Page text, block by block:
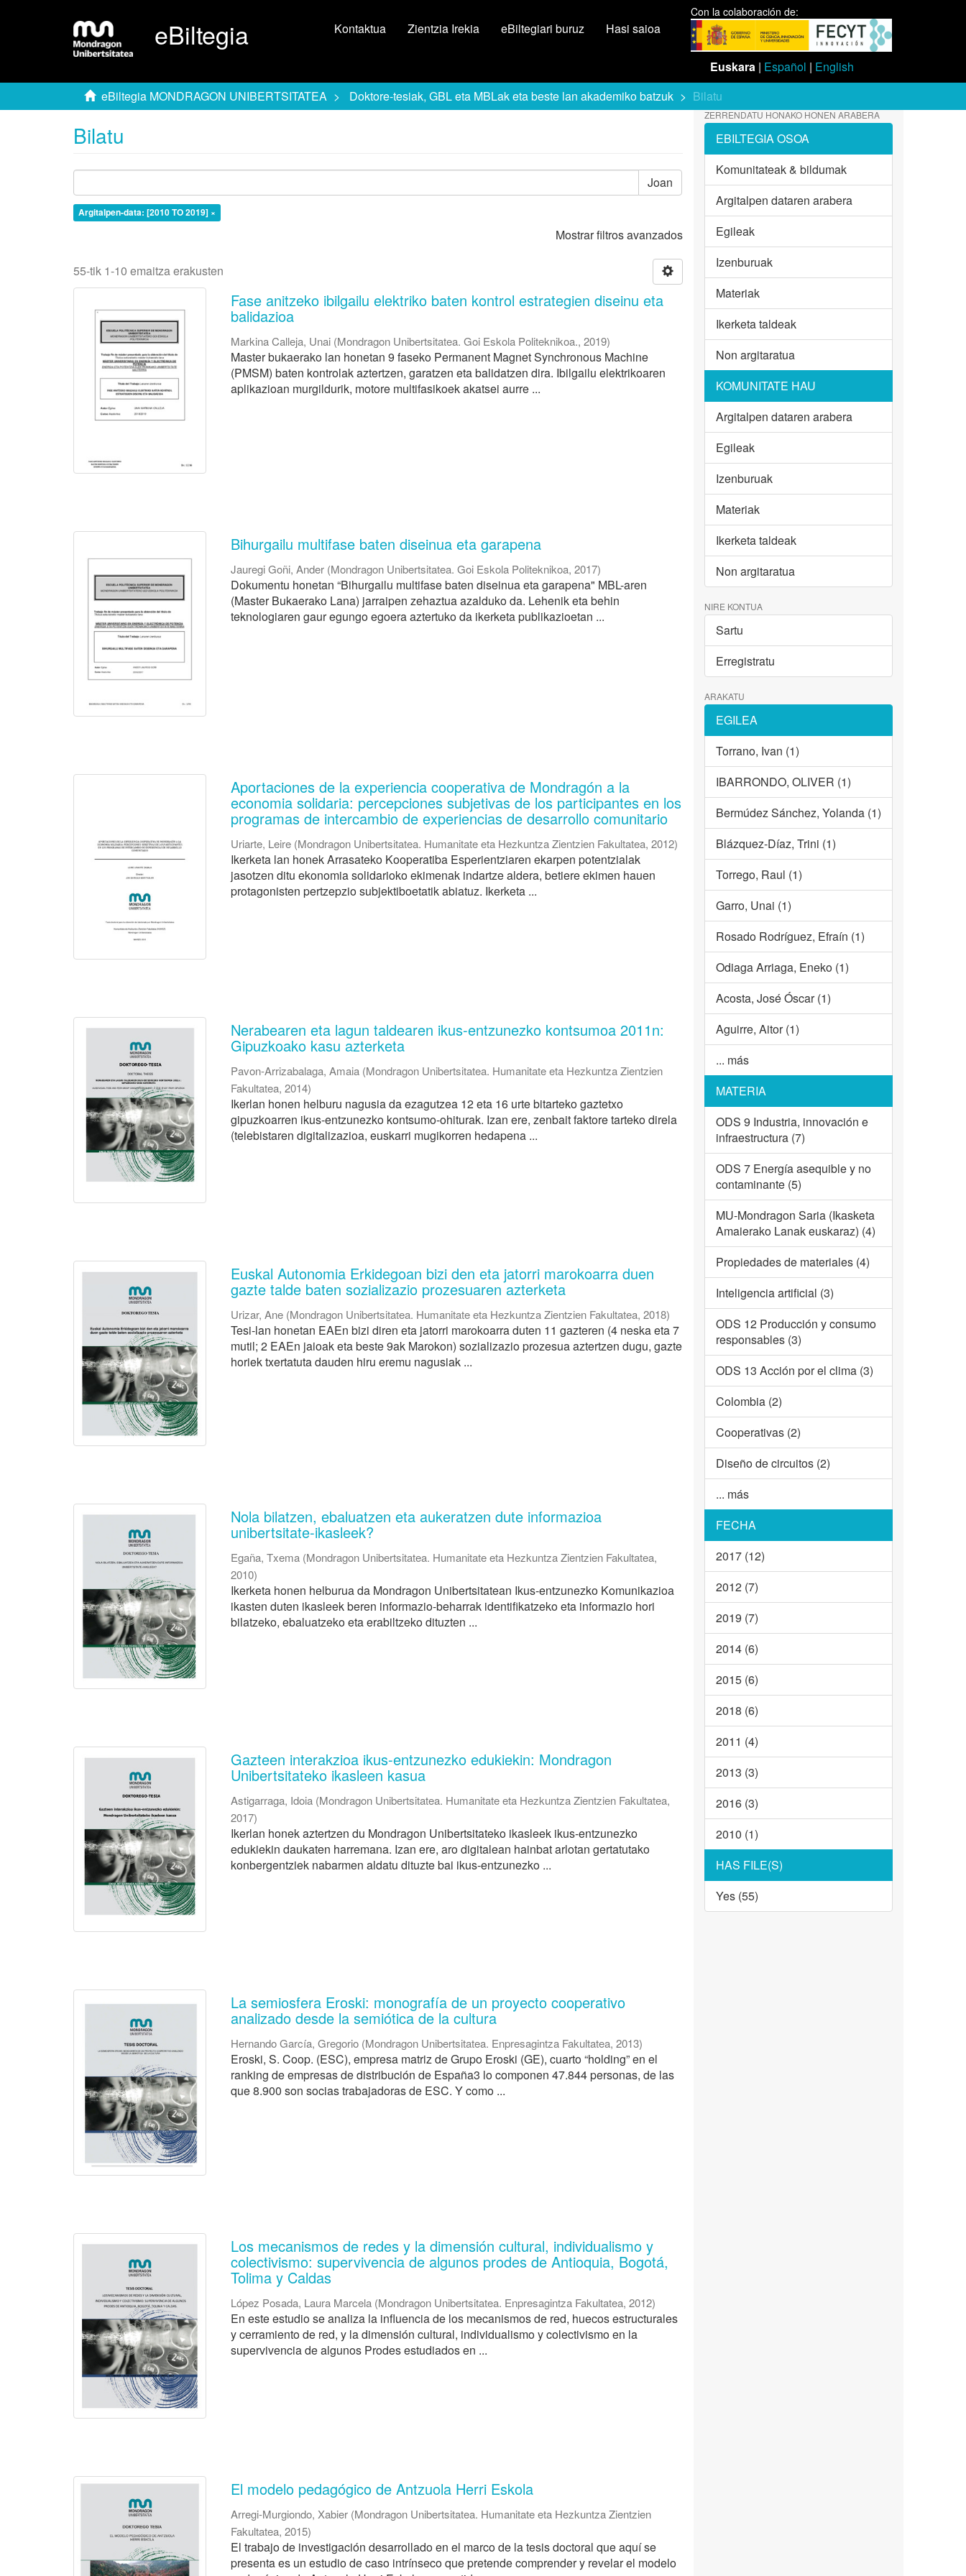
eBiltegia
Con la colaboración de:
Euskara | Español | English
Kontaktua Zientzia Irekia eBiltegiari buruz Hasi saioa
eBiltegia MONDRAGON UNIBERTSITATEA Doktore-tesiak, GBL eta MBLak eta beste lan akademiko batzuk Bilatu
Bilatu
Joan
Argitalpen-data: [2010 TO 2019] ×
Mostrar filtros avanzados
55-tik 1-10 emaitza erakusten
Fase anitzeko ibilgailu elektriko baten kontrol estrategien diseinu eta
balidazioa
Markina Calleja, Unai (Mondragon Unibertsitatea. Goi Eskola Politeknikoa.,2019)
Master bukaerako lan honetan 9 faseko Permanent Magnet Synchronous Machine
(PMSM) baten kontrolak aztertzen, garatzen eta balidatzen dira. Ibilgailu elektrikoaren
aplikazioan murgildurik, motore multifasikoek akatsei aurre ...
Bihurgailu multifase baten diseinua eta garapena
Jauregi Goñi, Ander (Mondragon Unibertsitatea. Goi Eskola Politeknikoa,2017)
Dokumentu honetan “Bihurgailu multifase baten diseinua eta garapena" MBL-aren
(Master Bukaerako Lana) jarraipen zehaztua azalduko da. Lehenik eta behin
teknologiaren gaur egungo egoera aztertuko da ikerketa publikazioetan ...
Aportaciones de la experiencia cooperativa de Mondragón a la
economia solidaria: percepciones subjetivas de los participantes en los
programas de intercambio de experiencias de desarrollo comunitario
Uriarte, Leire (Mondragon Unibertsitatea. Humanitate eta Hezkuntza Zientzien Fakultatea,2012)
Ikerketa lan honek Arrasateko Kooperatiba Esperientziaren ekarpen potentzialak
jasotzen ditu ekonomia solidarioko ekimenak indartze aldera, betiere ekimen hauen
protagonisten pertzepzio subjektiboetatik abiatuz. Ikerketa ...
Nerabearen eta lagun taldearen ikus-entzunezko kontsumoa 2011n:
Gipuzkoako kasu azterketa
Pavon-Arrizabalaga, Amaia (Mondragon Unibertsitatea. Humanitate eta Hezkuntza Zientzien
Fakultatea,2014)
Ikerlan honen helburu nagusia da ezagutzea 12 eta 16 urte bitarteko gaztetxo
gipuzkoarren ikus-entzunezko kontsumo-ohiturak. Izan ere, zenbait faktore tarteko direla
(telebistaren digitalizazioa, euskarri mugikorren hedapena ...
Euskal Autonomia Erkidegoan bizi den eta jatorri marokoarra duen
gazte talde baten sozializazio prozesuaren azterketa
Urizar, Ane (Mondragon Unibertsitatea. Humanitate eta Hezkuntza Zientzien Fakultatea,2018)
Tesi-lan honetan EAEn bizi diren eta jatorri marokoarra duten 11 gazteren (4 neska eta 7
mutil; 2 EAEn jaioak eta beste 9ak Marokon) sozializazio prozesua aztertzen dugu, gazte
horiek txertatuta dauden hiru eremu nagusiak ...
Nola bilatzen, ebaluatzen eta aukeratzen dute informazioa
unibertsitate-ikasleek?
Egaña, Txema (Mondragon Unibertsitatea. Humanitate eta Hezkuntza Zientzien Fakultatea,
2010)
Ikerketa honen helburua da Mondragon Unibertsitatean Ikus-entzunezko Komunikazioa
ikasten duten ikasleek beren informazio-beharrak identifikatzeko eta informazio hori
bilatzeko, ebaluatzeko eta erabiltzeko dituzten ...
Gazteen interakzioa ikus-entzunezko edukiekin: Mondragon
Unibertsitateko ikasleen kasua
Astigarraga, Idoia (Mondragon Unibertsitatea. Humanitate eta Hezkuntza Zientzien Fakultatea,
2017)
Ikerlan honek aztertzen du Mondragon Unibertsitateko ikasleek ikus-entzunezko
edukiekin daukaten harremana. Izan ere, aro digitalean hainbat arlotan gertatutako
konbergentziek nabarmen aldatu dituzte bai ikus-entzunezko ...
La semiosfera Eroski: monografía de un proyecto cooperativo
analizado desde la semiótica de la cultura
Hernando García, Gregorio (Mondragon Unibertsitatea. Enpresagintza Fakultatea,2013)
Eroski, S. Coop. (ESC), empresa matriz de Grupo Eroski (GE), cuarto “holding” en el
ranking de empresas de distribución de España3 lo componen 47.844 personas, de las
que 8.900 son socias trabajadoras de ESC. Y como ...
Los mecanismos de redes y la dimensión cultural, individualismo y
colectivismo: supervivencia de algunos prodes de Antioquia, Bogotá,
Tolima y Caldas
López Posada, Laura Marcela (Mondragon Unibertsitatea. Enpresagintza Fakultatea,2012)
En este estudio se analiza la influencia de los mecanismos de red, huecos estructurales
y cerramiento de red, y la dimensión cultural, individualismo y colectivismo en la
supervivencia de algunos Prodes estudiados en ...
El modelo pedagógico de Antzuola Herri Eskola
Arregi-Murgiondo, Xabier (Mondragon Unibertsitatea. Humanitate eta Hezkuntza Zientzien
Fakultatea,2015)
El trabajo de investigación desarrollado en el marco de la tesis doctoral que aquí se
presenta es un estudio de caso intrínseco que pretende comprender y revelar el modelo
ZERRENDATU HONAKO HONEN ARABERA
EBILTEGIA OSOA
Komunitateak & bildumak
Argitalpen dataren arabera
Egileak
Izenburuak
Materiak
Ikerketa taldeak
Non argitaratua
KOMUNITATE HAU
Argitalpen dataren arabera
Egileak
Izenburuak
Materiak
Ikerketa taldeak
Non argitaratua
NIRE KONTUA
Sartu
Erregistratu
ARAKATU
EGILEA
Torrano, Ivan (1)
IBARRONDO, OLIVER (1)
Bermúdez Sánchez, Yolanda (1)
Blázquez-Díaz, Trini (1)
Torrego, Raul (1)
Garro, Unai (1)
Rosado Rodríguez, Efraín (1)
Odiaga Arriaga, Eneko (1)
Acosta, José Óscar (1)
Aguirre, Aitor (1)
... más
MATERIA
ODS 9 Industria, innovación e
infraestructura (7)
ODS 7 Energía asequible y no
contaminante (5)
MU-Mondragon Saria (Ikasketa
Amaierako Lanak euskaraz) (4)
Propiedades de materiales (4)
Inteligencia artificial (3)
ODS 12 Producción y consumo
responsables (3)
ODS 13 Acción por el clima (3)
Colombia (2)
Cooperativas (2)
Diseño de circuitos (2)
... más
FECHA
2017 (12)
2012 (7)
2019 (7)
2014 (6)
2015 (6)
2018 (6)
2011 (4)
2013 (3)
2016 (3)
2010 (1)
HAS FILE(S)
Yes (55)